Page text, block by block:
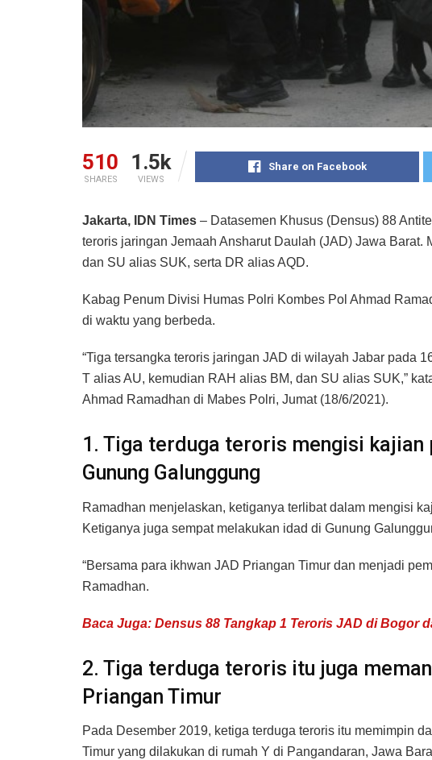
510
SHARES
1.5k
VIEWS
Share on Facebook
Jakarta, IDN Times – Datasemen Khusus (Densus) 88
teroris jaringan Jemaah Ansharut Daulah (JAD) Jawa Barat.
dan SU alias SUK, serta DR alias AQD.
Kabag Penum Divisi Humas Polri Kombes Pol Ahmad
di waktu yang berbeda.
“Tiga tersangka teroris jaringan JAD di wilayah Jabar pada
T alias AU, kemudian RAH alias BM, dan SU alias SUK,”
Ahmad Ramadhan di Mabes Polri, Jumat (18/6/2021).
1. Tiga terduga teroris mengisi kajian
Gunung Galunggung
Ramadhan menjelaskan, ketiganya terlibat dalam mengisi
Ketiganya juga sempat melakukan idad di Gunung
“Bersama para ikhwan JAD Priangan Timur dan menjadi
Ramadhan.
Baca Juga: Densus 88 Tangkap 1 Teroris JAD di Bogor
2. Tiga terduga teroris itu juga
Priangan Timur
Pada Desember 2019, ketiga terduga teroris itu memimpin
Timur yang dilakukan di rumah Y di Pangandaran, Jawa